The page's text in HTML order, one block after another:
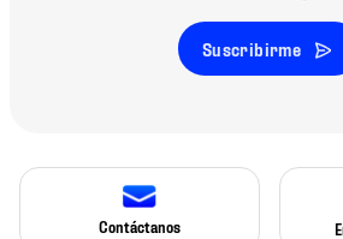
Suscribirme
Contáctanos